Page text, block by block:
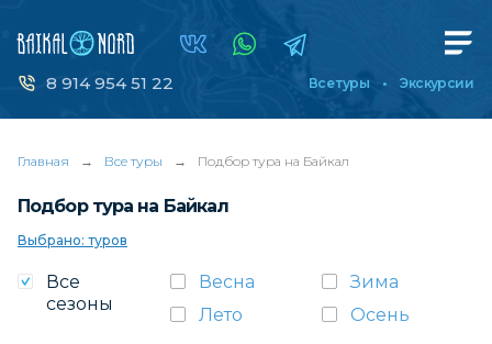
8 914 954 51 22 Все туры Экскурсии
Главная → Все туры → Подбор тура на Байкал
Подбор тура на Байкал
Выбрано: туров
Все
сезоны
Весна
Зима
Лето
Осень